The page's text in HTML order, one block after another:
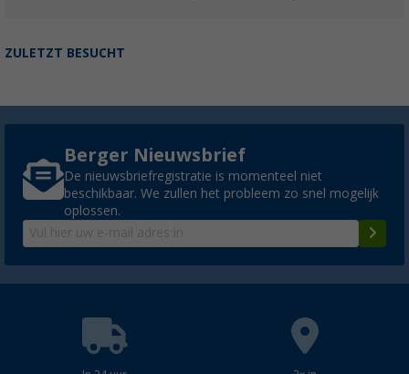
ZULETZT BESUCHT
Berger Nieuwsbrief
De nieuwsbriefregistratie is momenteel niet
beschikbaar. We zullen het probleem zo snel mogelijk
oplossen.